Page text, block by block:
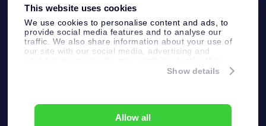
This website uses cookies
We use cookies to personalise content and ads, to
provide social media features and to analyse our
traffic. We also share information about your use of
our site with our social media, advertising and
information that you’ve provided to them or that
Show details
Allow all
Fly me to the stars VR 앱
환불 정책
별자리
고객 서비스:help@osr.org